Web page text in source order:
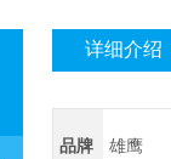
详细介绍
品牌 雄鹰